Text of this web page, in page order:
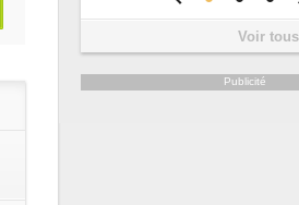
Voir
Publicité